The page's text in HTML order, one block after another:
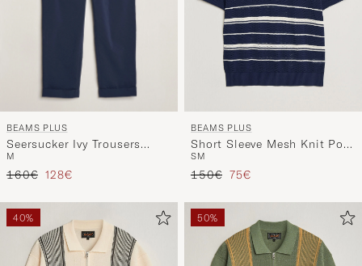
BEAMS PLUS
Seersucker Ivy Trousers
Navy
M
Reguliere prijs
160€ Verlaagd prijs
128€
BEAMS PLUS
Short Sleeve Mesh Knit Polo
Navy
SM
Reguliere prijs
150€ Verlaagd prijs
75€
40% 50%